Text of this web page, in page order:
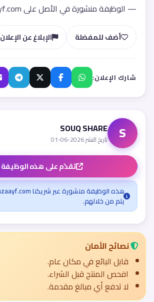
— الوظيفة منشورة في الأصل على wazaayf.com
أضف للمفضلة الإبلاغ عن الإعلان
شارك الإعلان:
S
SOUQ SHARE
تاريخ النشر 2026-06-01
تقدّم على هذه الوظيفة
يتم من خلالهم.
نصائح الأمان
قابل البائع في مكان عام.
افحص المنتج قبل الشراء.
لا تدفع أي مبالغ مقدمة.